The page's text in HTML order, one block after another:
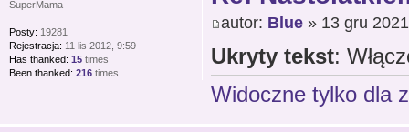
autor: Blue» 13 gru
Ukryty tekst:
Widoczne tylko dla
SuperMama
Posty: 19281
Rejestracja: 11 lis 2012, 9:59
Has thanked: 15 times
Been thanked: 216 times